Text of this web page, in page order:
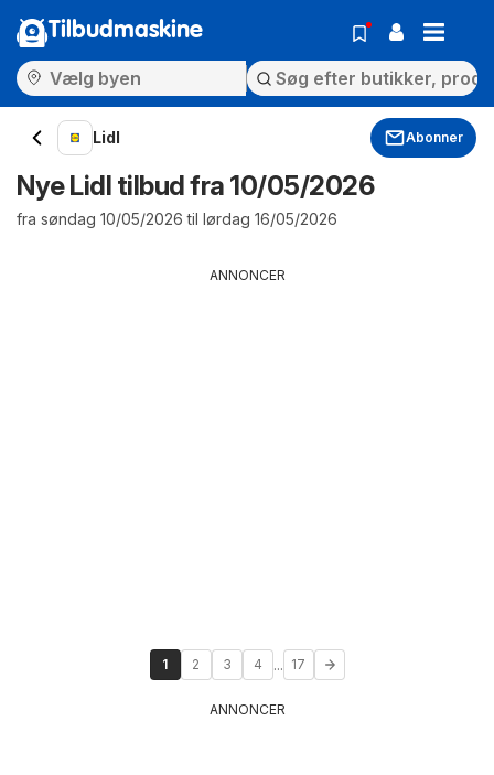
Tilbudmaskine
Lidl Abonner
Nye Lidl tilbud fra 10/05/2026
fra søndag 10/05/2026 til lørdag 16/05/2026
ANNONCER
1 2 3 4 ... 17
ANNONCER